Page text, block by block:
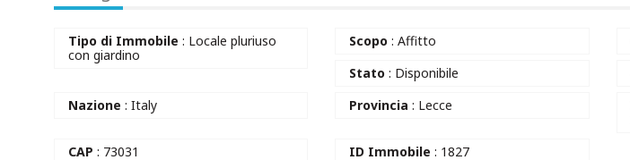
Tipo di Immobile : Locale pluriuso
con giardino
Scopo : Affitto
Stato : Disponibile
Nazione : Italy Provincia : Lecce
CAP : 73031 ID Immobile : 1827